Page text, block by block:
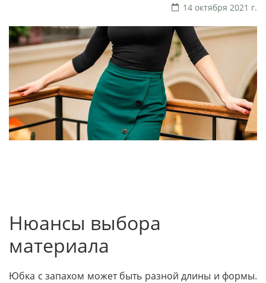
14 октября 2021 г.
Нюансы выбора
материала
Юбка с запахом может быть разной длины и формы.